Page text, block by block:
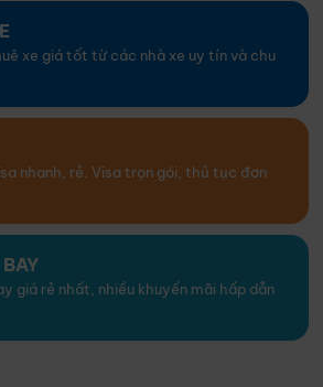
xe giá tốt từ các nhà xe uy tín và chu
nhanh, rẻ. Visa trọn gói, thủ tục đơn
giá rẻ nhất, nhiều khuyến mãi hấp dẫn